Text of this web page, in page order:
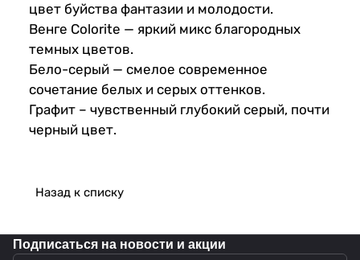
цвет буйства фантазии и молодости.
Венге Colorite — яркий микс благородных
темных цветов.
Бело-серый — смелое современное
сочетание белых и серых оттенков.
Графит – чувственный глубокий серый, почти
черный цвет.
Назад к списку
Подписаться на новости и акции